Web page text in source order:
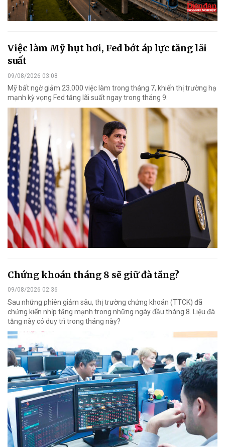
Việc làm Mỹ hụt hơi, Fed bớt áp lực tăng lãi
suất
09/08/2026 03:08
Mỹ bất ngờ giảm 23.000 việc làm trong tháng 7, khiến thị trường hạ
mạnh kỳ vọng Fed tăng lãi suất ngay trong tháng 9.
Chứng khoán tháng 8 sẽ giữ đà tăng?
09/08/2026 02:36
Sau những phiên giảm sâu, thị trường chứng khoán (TTCK) đã
chứng kiến nhịp tăng mạnh trong những ngày đầu tháng 8. Liệu đà
tăng này có duy trì trong tháng này?